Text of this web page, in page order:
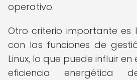
operativo.
Otro criterio importante es
con las funciones de
Linux, lo que puede influir
eficiencia energética